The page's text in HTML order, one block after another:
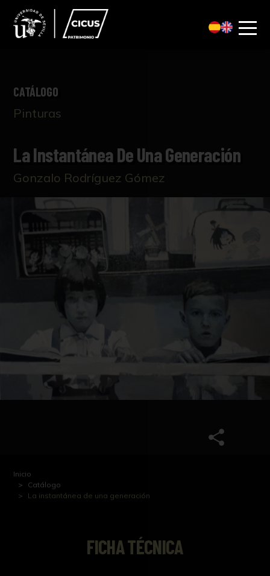
CATÁLOGO
Pinturas
La Instantánea De Una Generación
Gonzalo Rodríguez Gómez
Inicio
Catálogo
La instantánea de una generación
FICHA TÉCNICA